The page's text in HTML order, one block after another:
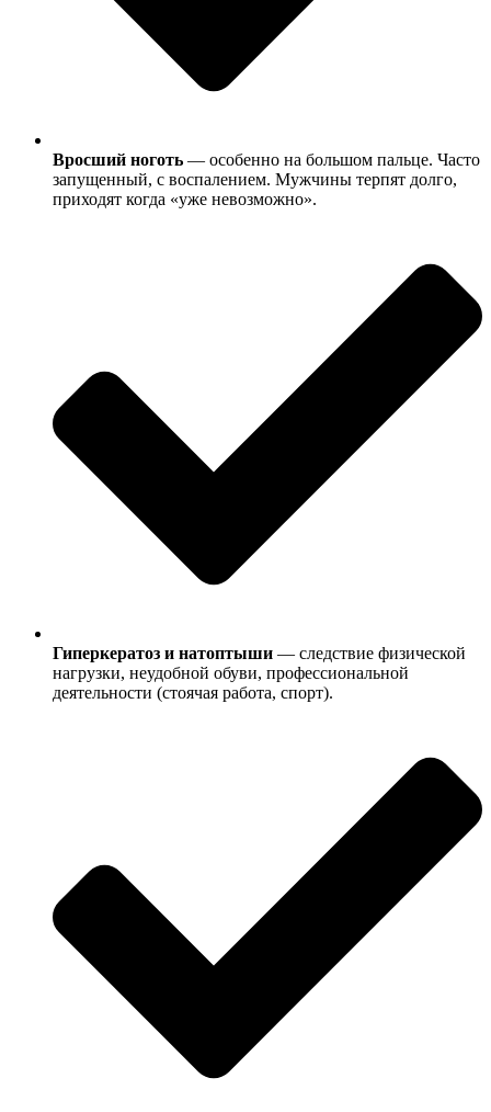
Вросший ноготь — особенно на большом пальце. Часто
запущенный, с воспалением. Мужчины терпят долго,
приходят когда «уже невозможно».
Гиперкератоз и натоптыши — следствие физической
нагрузки, неудобной обуви, профессиональной
деятельности (стоячая работа, спорт).